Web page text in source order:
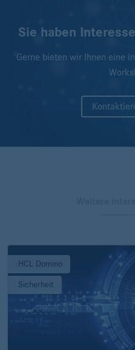
Sie haben
Gerne bieten wir Ihnen eine
HCL Domino
Sicherheit